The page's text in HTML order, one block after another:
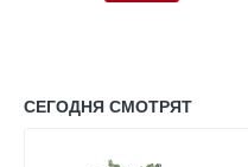
СЕГОДНЯ СМОТРЯТ